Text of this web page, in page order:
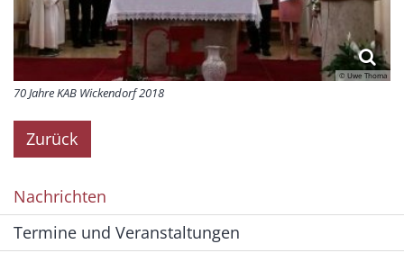
© Uwe Thoma
70 Jahre KAB Wickendorf 2018
Zurück
Nachrichten
Termine und Veranstaltungen